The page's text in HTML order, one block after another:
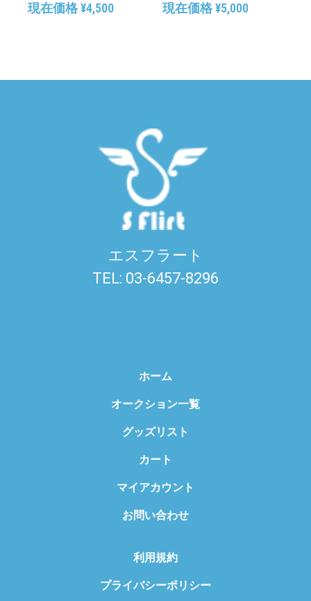
現在価格¥4,500 現在価格¥5,000
エスフラート
TEL: 03-6457-8296
ホーム
オークション一覧
グッズリスト
カート
マイアカウント
お問い合わせ
利用規約
プライバシーポリシー